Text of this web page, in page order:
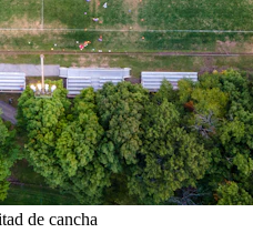
de cancha